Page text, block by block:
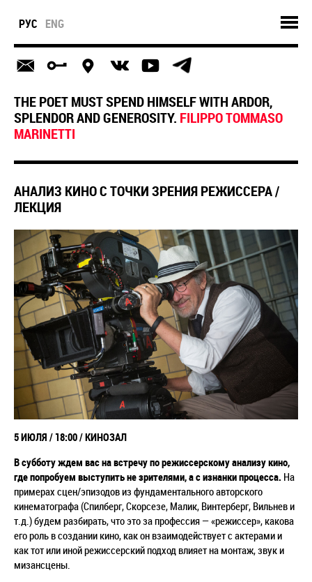
РУС ENG
THE POET MUST SPEND HIMSELF WITH ARDOR,
SPLENDOR AND GENEROSITY. FILIPPO TOMMASO
MARINETTI
АНАЛИЗ КИНО С ТОЧКИ ЗРЕНИЯ РЕЖИССЕРА /
ЛЕКЦИЯ
5 ИЮЛЯ / 18:00 / КИНОЗАЛ
В субботу ждем вас на встречу по режиссерскому анализу кино,
где попробуем выступить не зрителями, а с изнанки процесса. На
примерах сцен/эпизодов из фундаментального авторского
кинематографа (Спилберг, Скорсезе, Малик, Винтерберг, Вильнев и
т.д.) будем разбирать, что это за профессия — «режиссер», какова
его роль в создании кино, как он взаимодействует с актерами и
как тот или иной режиссерский подход влияет на монтаж, звук и
мизансцены.